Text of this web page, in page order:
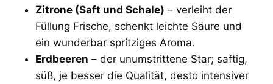
Zitrone (Saft und Schale) – verleiht der
Füllung Frische, schenkt leichte Säure und
ein wunderbar spritziges Aroma.
Erdbeeren – der unumstrittene Star; saftig,
süß, je besser die Qualität, desto intensiver